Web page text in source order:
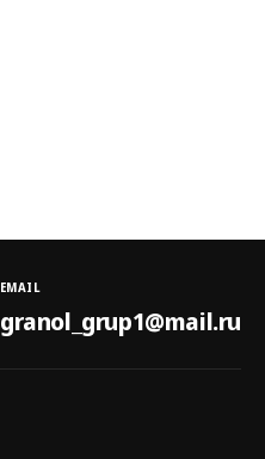
EMAIL
granol_grup1@mail.ru